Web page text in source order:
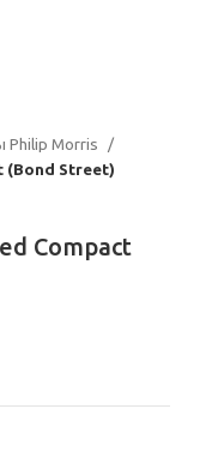
Philip Morris
(Bond Street)
Compact